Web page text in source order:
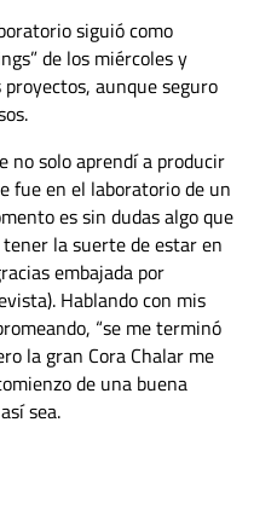
siguió como
de los miércoles y
aunque seguro
no solo aprendí a producir
fue en el laboratorio de un
es sin dudas algo que
la suerte de estar en
embajada por
Hablando con mis
“se me terminó
la gran Cora Chalar me
de una buena
sea.